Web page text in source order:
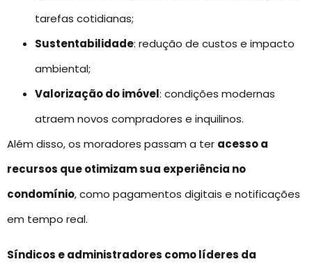
tarefas cotidianas;
Sustentabilidade: redução de custos e impacto
ambiental;
Valorização do imóvel: condições modernas
atraem novos compradores e inquilinos.
Além disso, os moradores passam a ter acesso a
recursos que otimizam sua experiência no
condomínio, como pagamentos digitais e notificações
em tempo real.
Síndicos e administradores como líderes da